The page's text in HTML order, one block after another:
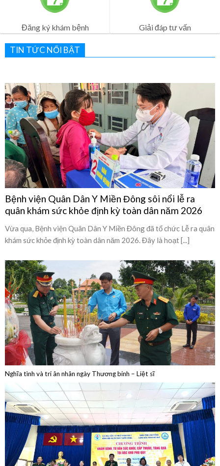
Lịch Khám Bệnh
Đăng ký khám bệnh Giải đáp tư vấn
TIN TỨC NỔI BẬT
Bệnh viện Quân Dân Y Miền Đông sôi nổi lễ ra
quân khám sức khỏe định kỳ toàn dân năm 2026
Vừa qua, Bệnh viện Quân Dân Y Miền Đông đã tổ chức Lễ ra quân
khám sức khỏe định kỳ toàn dân năm 2026. Đây là hoạt [...]
Nghĩa tình và tri ân nhân ngày Thương binh – Liệt sĩ